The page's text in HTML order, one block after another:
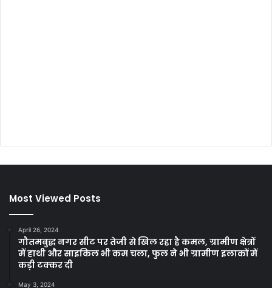
Most Viewed Posts
April 26, 2024
गौतमबुद्ध नगर सीट पर तेजी से खिल रहा है कमल, ग्रामीण क्षेत्रों
में हाथी और साइकिल भी कम चला, फुल ने भी ग्रामीण इलाकों में
कड़ी टक्कर दी
May 3, 2024